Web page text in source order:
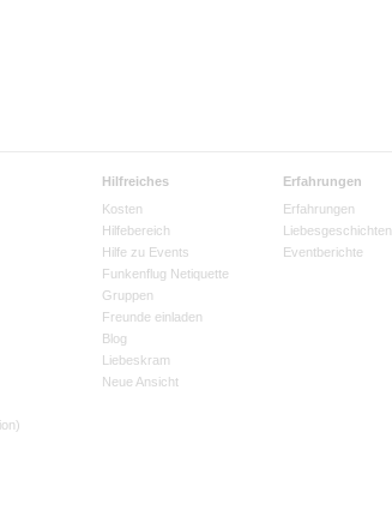
Hilfreiches
Kosten
Hilfebereich
Hilfe zu Events
Funkenflug Netiquette
Gruppen
Freunde einladen
Blog
Liebeskram
Neue Ansicht
Erfahrungen
Erfahrungen
Liebesgeschichten
Eventberichte